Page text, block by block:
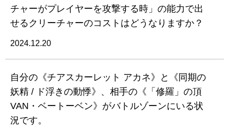
チャーがプレイヤーを攻撃する時」の能力で出
せるクリーチャーのコストはどうなりますか？
2024.12.20
自分の《チアスカーレット アカネ》と《同期の
妖精 / ド浮きの動悸》、相手の《「修羅」の頂
VAN・ベートーベン》がバトルゾーンにいる状
況です。